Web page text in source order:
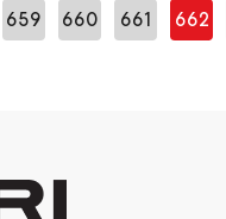
659 660 661 662